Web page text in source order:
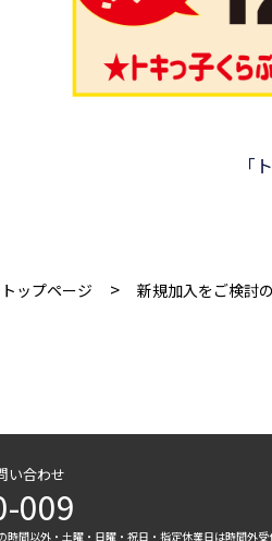
「
トップページ > 新規加入をご検討
い合わせ
009
間以外・土曜・日曜・祝日・指定休業日は時間外受